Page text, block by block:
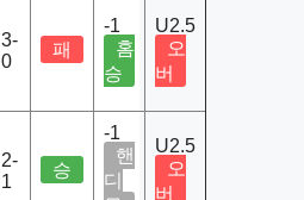
3-
0
패
-1
홈
승
U2.5
오
버
2-
1
승
-1
핸
디
U2.5
오
버